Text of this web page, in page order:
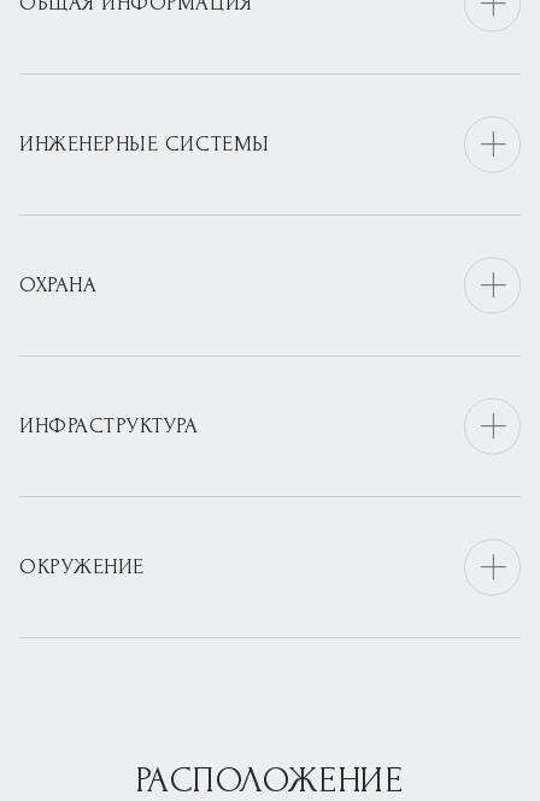
ИНЖЕНЕРНЫЕ СИСТЕМЫ
ОХРАНА
ИНФРАСТРУКТУРА
ОКРУЖЕНИЕ
РАСПОЛОЖЕНИЕ